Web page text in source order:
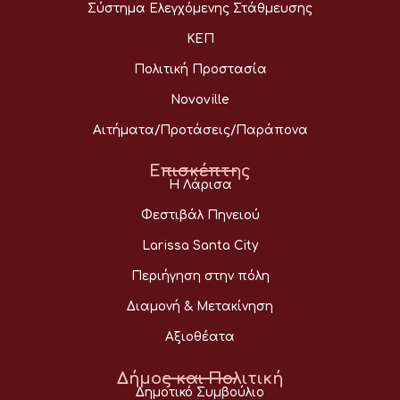
Σύστημα Ελεγχόμενης Στάθμευσης
ΚΕΠ
Πολιτική Προστασία
Novoville
Αιτήματα/Προτάσεις/Παράπονα
Επισκέπτης
Η Λάρισα
Φεστιβάλ Πηνειού
Larissa Santa City
Περιήγηση στην πόλη
Διαμονή & Μετακίνηση
Αξιοθέατα
Δήμος και Πολιτική
Δημοτικό Συμβούλιο